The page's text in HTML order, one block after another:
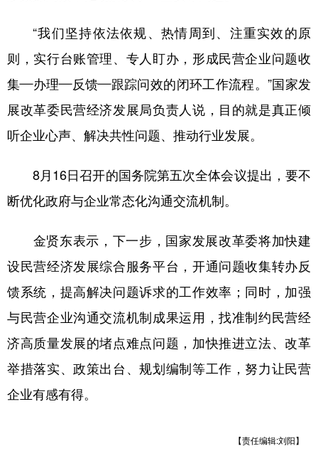
“我们坚持依法依规、热情周到、注重实效的原
则，实行台账管理、专人盯办，形成民营企业问题收
集—办理—反馈—跟踪问效的闭环工作流程。”国家发
展改革委民营经济发展局负责人说，目的就是真正倾
听企业心声、解决共性问题、推动行业发展。
8月16日召开的国务院第五次全体会议提出，要不
断优化政府与企业常态化沟通交流机制。
金贤东表示，下一步，国家发展改革委将加快建
设民营经济发展综合服务平台，开通问题收集转办反
馈系统，提高解决问题诉求的工作效率；同时，加强
与民营企业沟通交流机制成果运用，找准制约民营经
济高质量发展的堵点难点问题，加快推进立法、改革
举措落实、政策出台、规划编制等工作，努力让民营
企业有感有得。
【责任编辑:刘阳】